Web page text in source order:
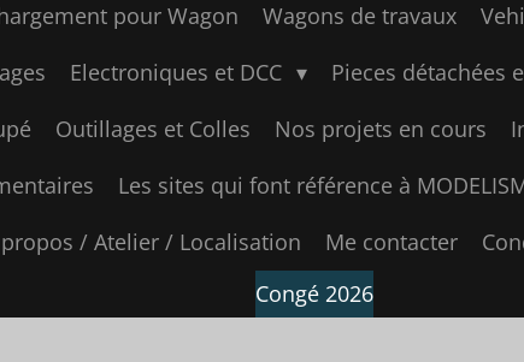
pour Wagon Wagons de travaux
Electroniques et DCC Pieces détachées
Outillages et Colles Nos projets en cours
Les sites qui font référence à
/ Atelier / Localisation Me contacter
Congé 2026